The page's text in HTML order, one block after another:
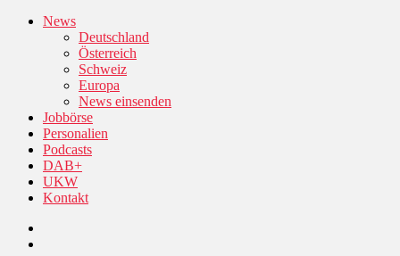
News
Deutschland
Österreich
Schweiz
Europa
News einsenden
Jobbörse
Personalien
Podcasts
DAB+
UKW
Kontakt